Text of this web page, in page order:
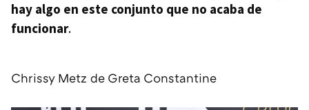
hay algo en este conjunto que no acaba de
funcionar.
Chrissy Metz de Greta Constantine